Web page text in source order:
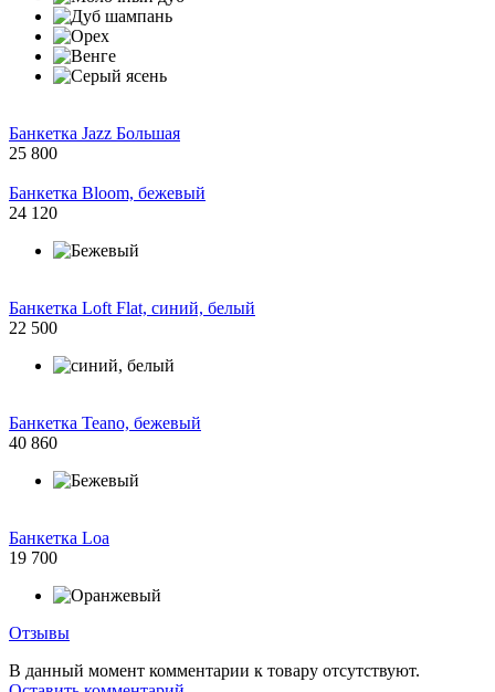
Банкетка Jazz Большая
25 800
Банкетка Bloom, бежевый
24 120
Банкетка Loft Flat, синий, белый
22 500
Банкетка Teano, бежевый
40 860
Банкетка Loa
19 700
Отзывы
В данный момент комментарии к товару отсутствуют.